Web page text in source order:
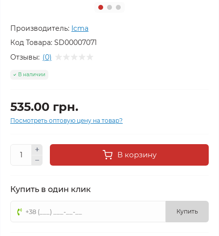
Производитель: Icma
Код Товара: SD00007071
Отзывы: (0)
В наличии
535.00 грн.
Посмотреть оптовую цену на товар?
В корзину
Купить в один клик
Купить